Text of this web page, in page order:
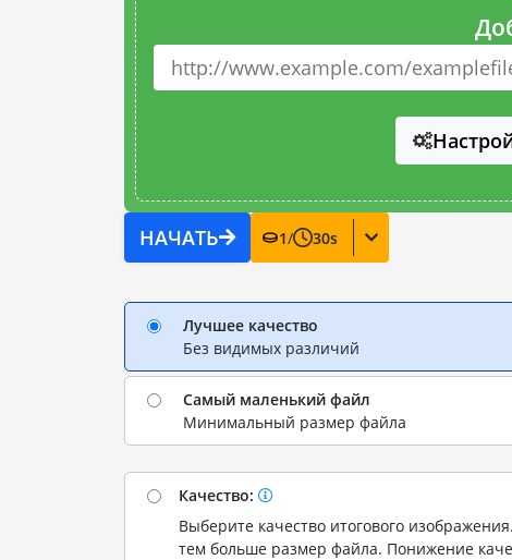
НАЧАТЬ 1/ 30s
Лучшее качество
Без видимых различий
Самый маленький файл
Минимальный размер файла
Качество:
Выберите качество итогового
тем больше размер файла. Понижение